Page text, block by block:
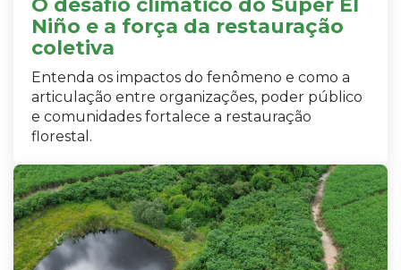
O desafio climático do Super El
Niño e a força da restauração
coletiva
Entenda os impactos do fenômeno e como a
articulação entre organizações, poder público
e comunidades fortalece a restauração
florestal.